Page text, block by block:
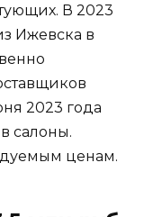
В 2023
Ижевска в
2023 года
салоны.
ценам.